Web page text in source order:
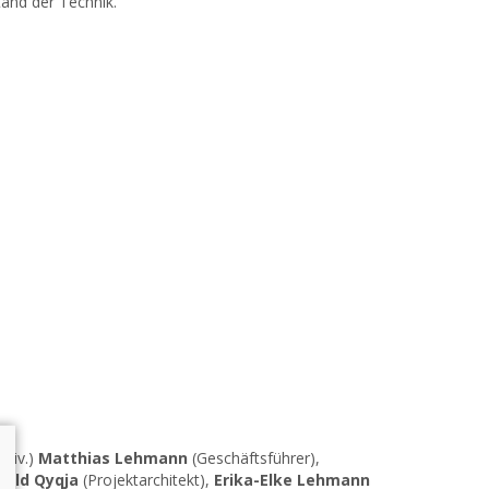
Matthias Lehmann (Geschäftsführer),
Qyqja (Projektarchitekt), Erika-Elke Lehmann